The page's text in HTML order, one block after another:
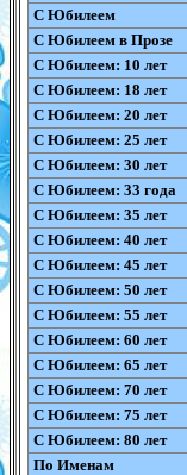
С Юбилеем
С Юбилеем в Прозе
С Юбилеем: 10 лет
С Юбилеем: 18 лет
С Юбилеем: 20 лет
С Юбилеем: 25 лет
С Юбилеем: 30 лет
С Юбилеем: 33 года
С Юбилеем: 35 лет
С Юбилеем: 40 лет
С Юбилеем: 45 лет
С Юбилеем: 50 лет
С Юбилеем: 55 лет
С Юбилеем: 60 лет
С Юбилеем: 65 лет
С Юбилеем: 70 лет
С Юбилеем: 75 лет
С Юбилеем: 80 лет
По Именам